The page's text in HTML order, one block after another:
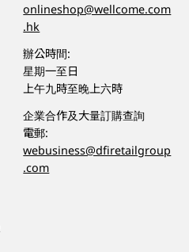
onlineshop@wellcome.com
.hk
辦公時間:
星期一至日
上午九時至晚上六時
企業合作及大量訂購查詢
電郵:
webusiness@dfiretailgroup
.com